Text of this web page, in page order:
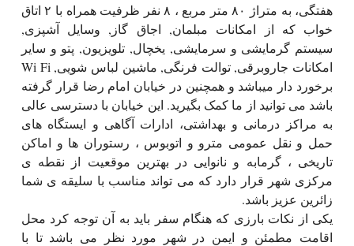
هفتگی، به متراژ ۸۰ متر مربع ، ۸ نفر ظرفیت همراه با ۲ اتاق
خواب که از امکانات مبلمان, اجاق گاز, وسایل آشپزی,
سیستم گرمایشی و سرمایشی, یخچال, تلویزیون, پتو و سایر
امکانات جاروبرقی, توالت فرنگی, ماشین لباس شویی, Wi Fi
برخورد دار میباشد و همچنین در خیابان امام رضا قرار گرفته
باشد می توانید از ما کمک بگیرید. این خیابان با دسترسی عالی
به مراکز درمانی و بهداشتی، ادارات آگاهی و ایستگاه های
حمل و نقل عمومی مترو و اتوبوس ، رستوران ها و اماکن
تاریخی ، گرمابه و نانوایی در بهترین موقعیت از نقطه ی
مرکزی شهر قرار دارد که می تواند مناسب با سلیقه ی شما
زائرین عزیز باشد.
یکی از نکات بارزی که هنگام سفر باید به آن توجه کرد محل
اقامت مطمئن و ایمن در شهر مورد نظر می باشد تا با